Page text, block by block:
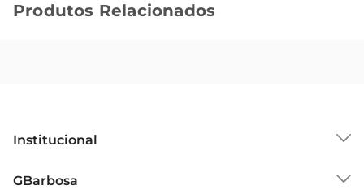
Produzido com uvas selecionadas, o VinhoSão
riqueza do terroir, refletindo a tradição vinícola
Harmonização e Uso
Produtos Relacionados
Institucional
Grupo Cencosud
GBarbosa